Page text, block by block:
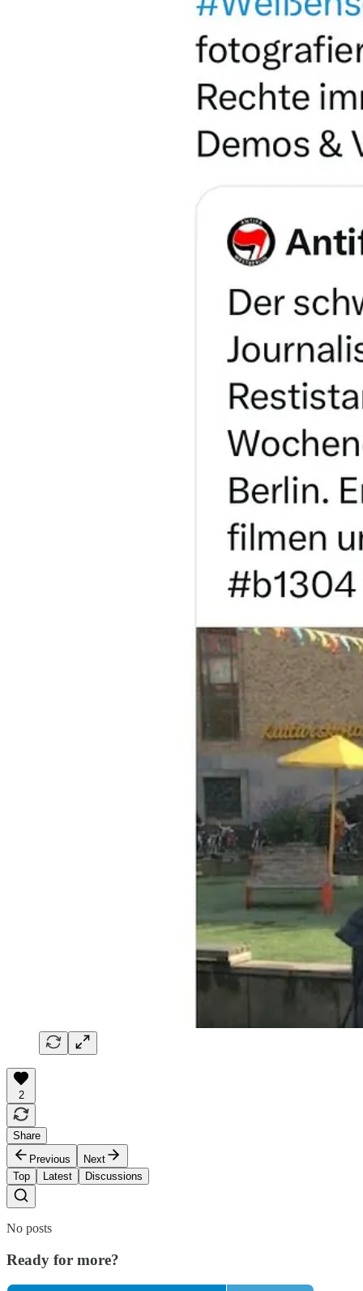
2
Share
Previous
Next
Top
Latest Discussions
No posts
Ready for more?